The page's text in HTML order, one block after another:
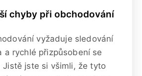
chyby při obchodování
vyžaduje sledování
a rychlé přizpůsobení se
Jistě jste si všimli, že tyto